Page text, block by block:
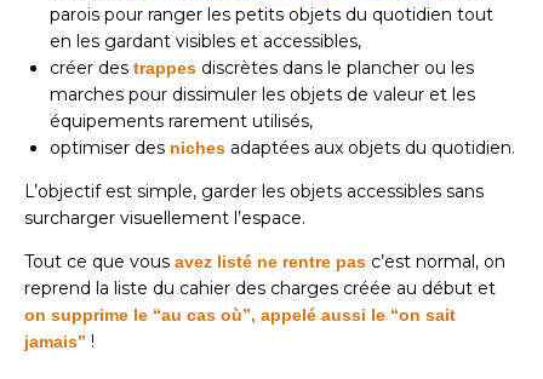
parois pour ranger les petits objets du quotidien tout
en les gardant visibles et accessibles,
créer des trappes discrètes dans le plancher ou les
marches pour dissimuler les objets de valeur et les
équipements rarement utilisés,
optimiser des niches adaptées aux objets du quotidien.
L’objectif est simple, garder les objets accessibles sans
surcharger visuellement l’espace.
Tout ce que vous avez listé ne rentre pas c’est normal, on
reprend la liste du cahier des charges créée au début et
on supprime le “au cas où”, appelé aussi le “on sait
jamais” !